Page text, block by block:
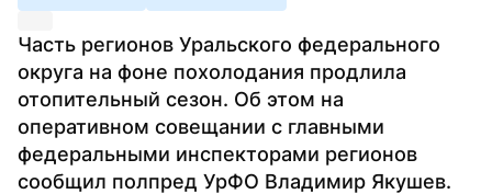
Часть регионов Уральского федерального
округа на фоне похолодания продлила
отопительный сезон. Об этом на
оперативном совещании с главными
федеральными инспекторами регионов
сообщил полпред УрФО Владимир Якушев.